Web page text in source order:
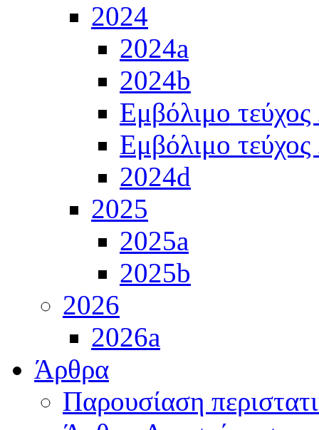
2024
2024a
2024b
Εμβόλιμο
Εμβόλιμο
2024d
2025
2025a
2025b
2026
2026a
Άρθρα
Παρουσίαση